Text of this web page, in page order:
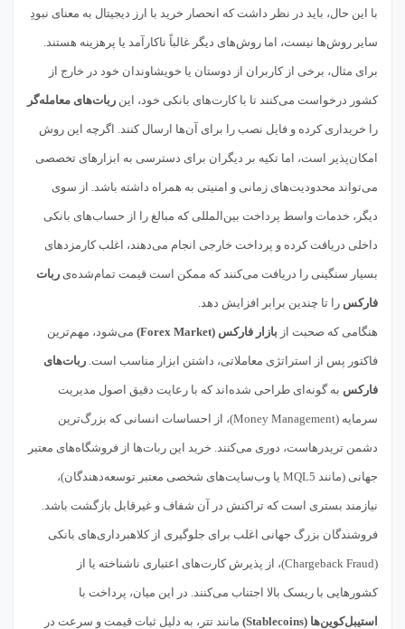
با این حال، باید در نظر داشت که انحصار خرید با ارز دیجیتال به معنای نبودِ
سایر روش‌ها نیست، اما روش‌های دیگر غالباً ناکارآمد یا پرهزینه هستند.
برای مثال، برخی از کاربران از دوستان یا خویشاوندان خود در خارج از
کشور درخواست می‌کنند تا با کارت‌های بانکی خود، این ربات‌های معامله‌گر
را خریداری کرده و فایل نصب را برای آن‌ها ارسال کنند. اگرچه این روش
امکان‌پذیر است، اما تکیه بر دیگران برای دسترسی به ابزارهای تخصصی
می‌تواند محدودیت‌های زمانی و امنیتی به همراه داشته باشد. از سوی
دیگر، خدمات واسط پرداخت بین‌المللی که مبالغ را از حساب‌های بانکی
داخلی دریافت کرده و پرداخت خارجی انجام می‌دهند، اغلب کارمزدهای
بسیار سنگینی را دریافت می‌کنند که ممکن است قیمت تمام‌شده‌ی ربات
فارکس را تا چندین برابر افزایش دهد.
هنگامی که صحبت از بازار فارکس (Forex Market) می‌شود، مهم‌ترین
فاکتور پس از استراتژی معاملاتی، داشتن ابزار مناسب است. ربات‌های
فارکس به گونه‌ای طراحی شده‌اند که با رعایت دقیق اصول مدیریت
سرمایه (Money Management)، از احساسات انسانی که بزرگ‌ترین
دشمن تریدرهاست، دوری می‌کنند. خرید این ربات‌ها از فروشگاه‌های معتبر
جهانی (مانند MQL5 یا وب‌سایت‌های شخصی معتبر توسعه‌دهندگان)،
نیازمند بستری است که تراکنش در آن شفاف و غیرقابل بازگشت باشد.
فروشندگان بزرگ جهانی اغلب برای جلوگیری از کلاهبرداری‌های بانکی
(Chargeback Fraud)، از پذیرش کارت‌های اعتباری ناشناخته یا از
کشورهایی با ریسک بالا اجتناب می‌کنند. در این میان، پرداخت با
استیبل‌کوین‌ها (Stablecoins) مانند تتر، به دلیل ثبات قیمت و سرعت در